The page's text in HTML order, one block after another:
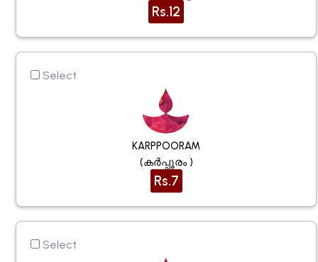
Rs.12
Select
KARPPOORAM
(കർപ്പൂരം )
Rs.7
Select